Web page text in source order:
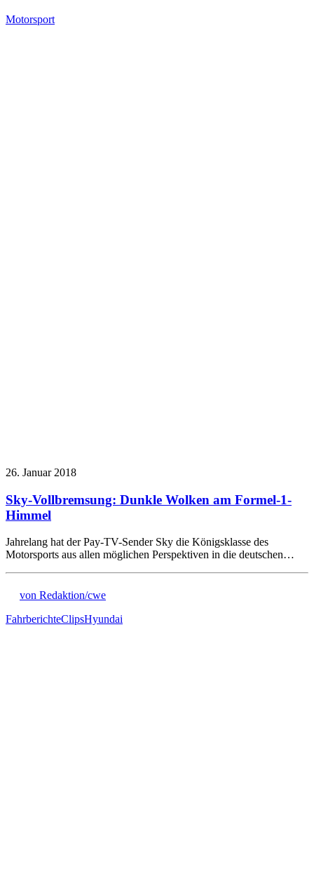
Motorsport
26. Januar 2018
Sky-Vollbremsung: Dunkle Wolken am Formel-1-
Himmel
Jahrelang hat der Pay-TV-Sender Sky die Königsklasse des
Motorsports aus allen möglichen Perspektiven in die deutschen…
von Redaktion/cwe
FahrberichteClipsHyundai